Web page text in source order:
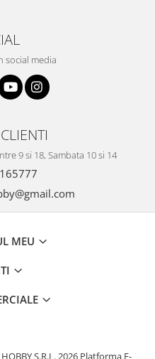
social media
9 si 18, Sambata 10 si 14
MEU
S.R.L. 2026 Platforma E-